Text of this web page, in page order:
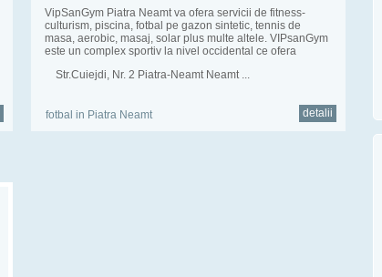
VipSanGym Piatra Neamt va ofera servicii de fitness-
culturism, piscina, fotbal pe gazon sintetic, tennis de
masa, aerobic, masaj, solar plus multe altele. VIPsanGym
este un complex sportiv la nivel occidental ce ofera
Str.Cuiejdi, Nr. 2 Piatra-Neamt Neamt ...
fotbal in Piatra Neamt detalii